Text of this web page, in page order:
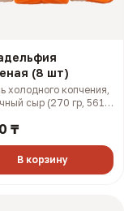
(8 шт)
холодного копчения,
сыр (270 гр, 561
₸
В корзину